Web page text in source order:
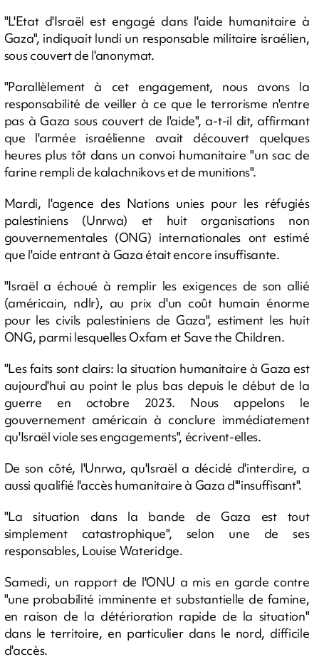
"L'Etat d'Israël est engagé dans l'aide humanitaire à
Gaza", indiquait lundi un responsable militaire israélien,
sous couvert de l'anonymat.
"Parallèlement à cet engagement, nous avons la
responsabilité de veiller à ce que le terrorisme n'entre
pas à Gaza sous couvert de l'aide", a-t-il dit, affirmant
que l'armée israélienne avait découvert quelques
heures plus tôt dans un convoi humanitaire "un sac de
farine rempli de kalachnikovs et de munitions".
Mardi, l'agence des Nations unies pour les réfugiés
palestiniens (Unrwa) et huit organisations non
gouvernementales (ONG) internationales ont estimé
que l'aide entrant à Gaza était encore insuffisante.
"Israël a échoué à remplir les exigences de son allié
(américain, ndlr), au prix d'un coût humain énorme
pour les civils palestiniens de Gaza", estiment les huit
ONG, parmi lesquelles Oxfam et Save the Children.
"Les faits sont clairs: la situation humanitaire à Gaza est
aujourd'hui au point le plus bas depuis le début de la
guerre en octobre 2023. Nous appelons le
gouvernement américain à conclure immédiatement
qu'Israël viole ses engagements", écrivent-elles.
De son côté, l'Unrwa, qu'Israël a décidé d'interdire, a
aussi qualifié l'accès humanitaire à Gaza d'"insuffisant".
"La situation dans la bande de Gaza est tout
simplement catastrophique", selon une de ses
responsables, Louise Wateridge.
Samedi, un rapport de l'ONU a mis en garde contre
"une probabilité imminente et substantielle de famine,
en raison de la détérioration rapide de la situation"
dans le territoire, en particulier dans le nord, difficile
d'accès.